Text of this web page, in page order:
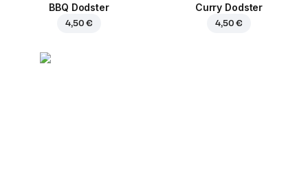
BBQ Dodster
4,50 €
Curry Dodster
4,50 €